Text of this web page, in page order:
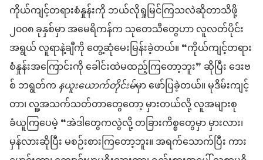
ကိုယ်ကျင့်တရားစံနှုန်းကို ဘယ်လိုရှုမြင်ကြသလဲဆိုတာသိဖို့
၂၀၀၈ ခုနှစ်မှာ အမေရိကန်က သုတေသီတွေဟာ လူလတ်ပိုင်း
အရွယ် လူရာနဲ့ချီကို တွေ့ဆုံမေးမြန်းခဲ့တယ်။ “ကိုယ်ကျင့်တရား
စံနှုန်းအကြောင်းကို ခေါင်းထဲမထည့်ကြတော့ဘူး” ဆိုပြီး ဒေးဗ
စ် ဘရွတ်ကနယူးယောက်တိုင်းမ်မှာ ဖော်ပြခဲ့တယ်။ မုဒိမ်းကျင့်
တာ၊ လူ့အသက်သတ်တာတွေတော့ မှားတယ်လို့ လူအများစု
ခံယူကြပေမဲ့ “အဲဒါတွေကလွဲလို့ တခြားကိစ္စတွေမှာ မှားလား၊
မှန်လားဆိုပြီး မစဉ်းစားကြတော့ဘူး။ အရက်သောက်ပြီး ကား